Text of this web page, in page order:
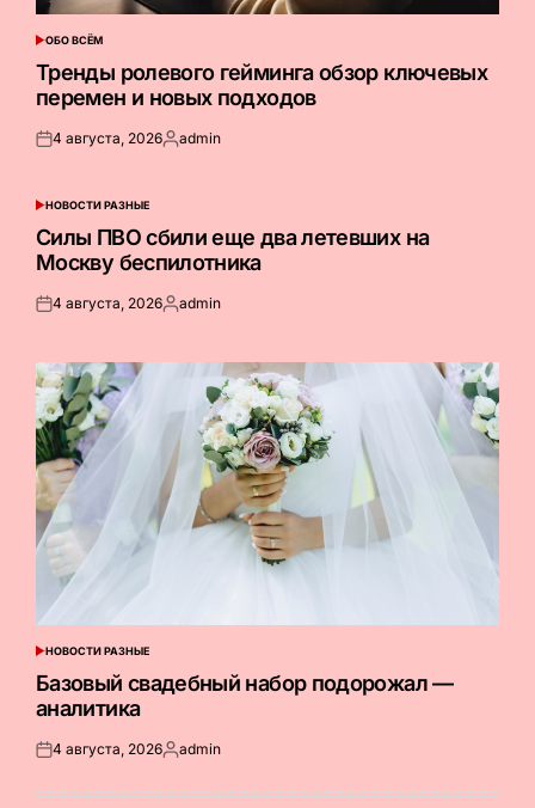
ОПУБЛИКОВАНО
В
ОБО ВСЁМ
Тренды ролевого гейминга обзор ключевых
перемен и новых подходов
Опубликовано
4 августа, 2026Запись
admin
ОПУБЛИКОВАНО
НОВОСТИ РАЗНЫЕ
Силы ПВО сбили еще два летевших на
Москву беспилотника
Опубликовано
4 августа, 2026Запись
admin
ОПУБЛИКОВАНО
В
НОВОСТИ РАЗНЫЕ
Базовый свадебный набор подорожал —
аналитика
Опубликовано
4 августа, 2026Запись
admin